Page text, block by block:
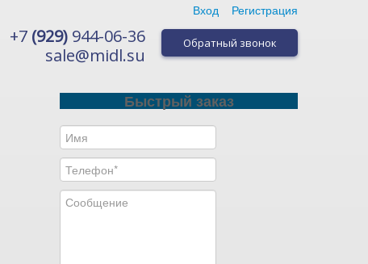
Вход Регистрация
+7 (929) 944-06-36
sale@midl.su
Обратный звонок
Быстрый заказ